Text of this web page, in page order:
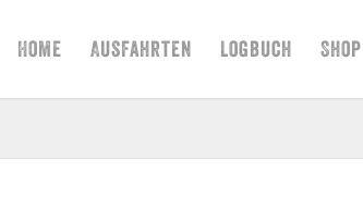
Home Ausfahrten Logbuch Shop